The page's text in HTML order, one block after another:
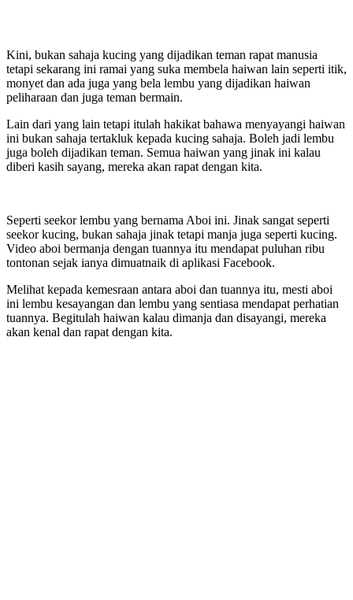
Kini, bukan sahaja kucing yang dijadikan teman rapat manusia
tetapi sekarang ini ramai yang suka membela haiwan lain seperti itik,
monyet dan ada juga yang bela lembu yang dijadikan haiwan
peliharaan dan juga teman bermain.
Lain dari yang lain tetapi itulah hakikat bahawa menyayangi haiwan
ini bukan sahaja tertakluk kepada kucing sahaja. Boleh jadi lembu
juga boleh dijadikan teman. Semua haiwan yang jinak ini kalau
diberi kasih sayang, mereka akan rapat dengan kita.
Seperti seekor lembu yang bernama Aboi ini. Jinak sangat seperti
seekor kucing, bukan sahaja jinak tetapi manja juga seperti kucing.
Video aboi bermanja dengan tuannya itu mendapat puluhan ribu
tontonan sejak ianya dimuatnaik di aplikasi Facebook.
Melihat kepada kemesraan antara aboi dan tuannya itu, mesti aboi
ini lembu kesayangan dan lembu yang sentiasa mendapat perhatian
tuannya. Begitulah haiwan kalau dimanja dan disayangi, mereka
akan kenal dan rapat dengan kita.